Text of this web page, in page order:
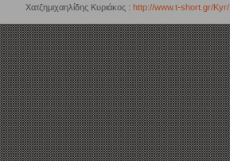
Χατζημιχαηλίδης Κυριάκος : http://www.t-short.gr/Kyr/